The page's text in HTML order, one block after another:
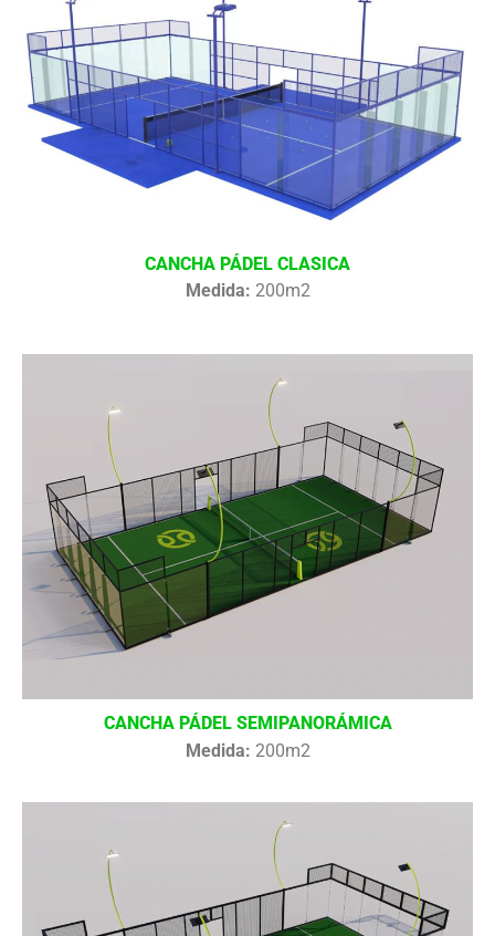
CANCHA PÁDEL CLASICA
Medida: 200m2
CANCHA PÁDEL SEMIPANORÁMICA
Medida: 200m2